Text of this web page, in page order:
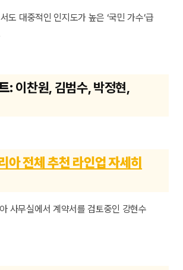
도 대중적인 인지도가 높은 ‘국민 가수’급
: 이찬원, 김범수, 박정현,
아 전체 추천 라인업 자세히